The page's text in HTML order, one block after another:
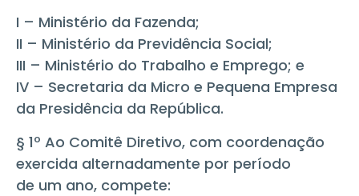
I – Ministério da Fazenda;
II – Ministério da Previdência Social;
III – Ministério do Trabalho e Emprego; e
IV – Secretaria da Micro e Pequena Empresa
da Presidência da República.
§ 1º Ao Comitê Diretivo, com coordenação
exercida alternadamente por período
de um ano, compete: